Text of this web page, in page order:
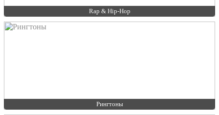
Rap & Hip-Hop
Рингтоны